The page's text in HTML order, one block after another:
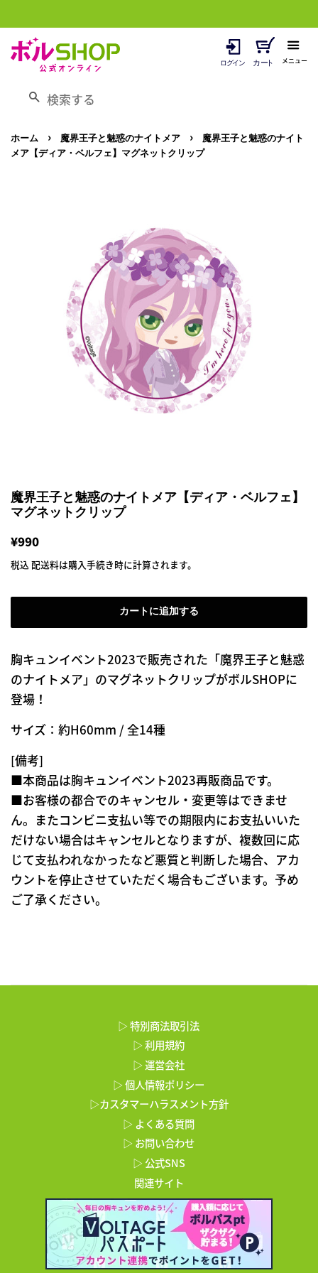
メニュー
検索する
ホーム › 魔界王子と魅惑のナイトメア ›
魔界王子と魅惑のナイト
メア【ディア・ベルフェ】マグネットクリップ
魔界王子と魅惑のナイトメア【ディア・ベルフェ】
マグネットクリップ
通
常
格
¥990
売
格
税込 配送料は購入手続き時に計算されます。
カートに追加する
胸キュンイベント2023で販売された「魔界王子と魅惑
のナイトメア」のマグネットクリップがボルSHOPに
登場！
サイズ：約H60mm / 全14種
[備考]
■本商品は胸キュンイベント2023再販商品です。
■お客様の都合でのキャンセル・変更等はできませ
ん。またコンビニ支払い等での期限内にお支払いいた
だけない場合はキャンセルとなりますが、複数回に応
じて支払われなかったなど悪質と判断した場合、アカ
ウントを停止させていただく場合もございます。予め
ご了承ください。
▷ 特別商法取引法
▷ 利用規約
▷ 運営会社
▷ 個人情報ポリシー
▷カスタマーハラスメント方針
▷ よくある質問
▷ お問い合わせ
▷ 公式SNS
関連サイト